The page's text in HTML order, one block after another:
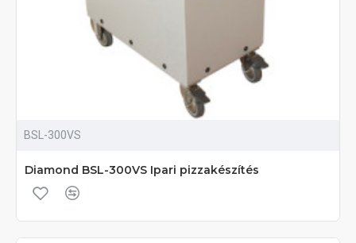
BSL-300VS
Diamond BSL-300VS Ipari pizzakészítés